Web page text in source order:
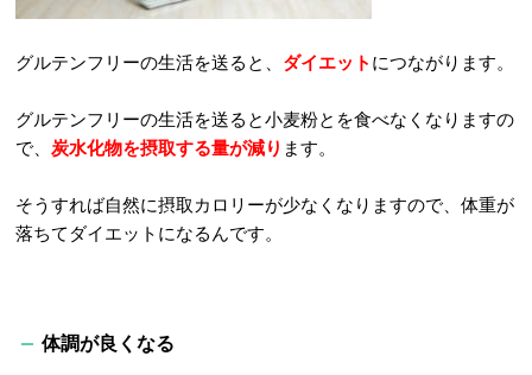
グルテンフリーの生活を送ると、 ダイエット につながります。
グルテンフリーの生活を送ると小麦粉とを食べなくなりますの
で、 炭水化物を摂取する量が減り ます。
そうすれば自然に摂取カロリーが少なくなりますので、体重が
落ちてダイエットになるんです。
体調が良くなる